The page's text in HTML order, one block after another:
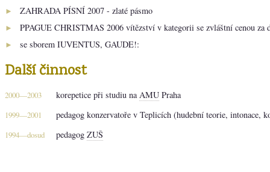
► ZAHRADA PÍSNÍ 2007 - zlaté pásmo
► PPAGUE CHRISTMAS 2006 vítězství v kategorii se zvláštní cenou za
► se sborem IUVENTUS, GAUDE!:
Další činnost
2000—2003 korepetice při studiu na AMU Praha
1999—2001 pedagog konzervatoře v Teplicích (hudební teorie, intonace,
1994—dosud pedagog ZUŠ